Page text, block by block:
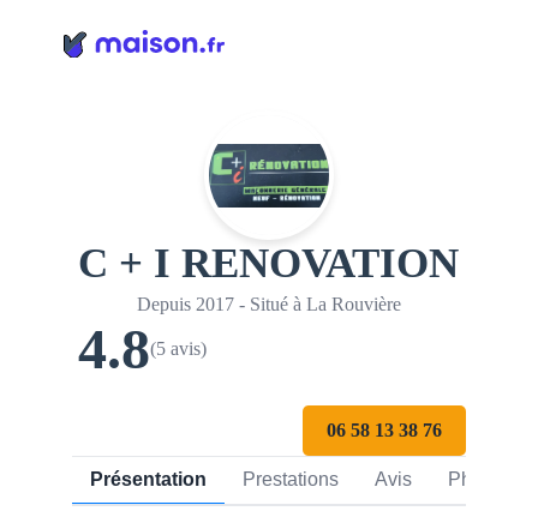
C + I RENOVATION
Depuis 2017 - Situé à La Rouvière
4.8(5 avis)
06 58 13 38 76
Présentation Prestations Avis Photos